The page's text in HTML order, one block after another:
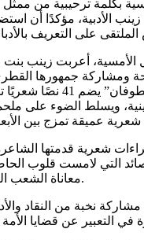
بكلمة ترحيبية من ممثل
الأدبية، مؤكدًا أن
الأمسية، أعربت زينب بنت
ومشاركة جمهورها
إلى أن ديوان
ويسلط الضوء على
شعرية قدمتها
التي لامست قلوب
معاناة الشعب الفلسطيني وصموده.
نخبة من النقاد